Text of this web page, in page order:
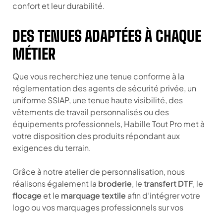
confort et leur durabilité.
DES TENUES ADAPTÉES À CHAQUE
MÉTIER
Que vous recherchiez une tenue conforme à la
réglementation des agents de sécurité privée, un
uniforme SSIAP, une tenue haute visibilité, des
vêtements de travail personnalisés ou des
équipements professionnels, Habille Tout Pro met à
votre disposition des produits répondant aux
exigences du terrain.
Grâce à notre atelier de personnalisation, nous
réalisons également la broderie, letransfert DTF, le
flocage et le marquage textile afin d’intégrer votre
logo ou vos marquages professionnels sur vos